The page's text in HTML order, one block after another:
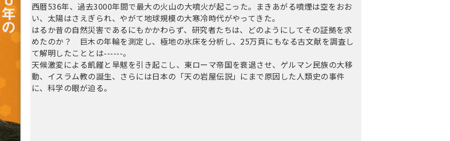
西暦536年、過去3000年間で最大の火山の大噴火が起こった。まきあがる噴煙は空をおお
い、太陽はさえぎられ、やがて地球規模の大寒冷時代がやってきた。
はるか昔の自然災害であるにもかかわらず、研究者たちは、どのようにしてその証拠を求
めたのか？ 巨木の年輪を測定し、極地の氷床を分析し、25万頁にもなる古文献を調査し
て解明したこととは------。
天候激変による飢饉と旱魃を引き起こし、東ローマ帝国を衰退させ、ゲルマン民族の大移
動、イスラム教の誕生、さらには日本の「天の岩屋伝説」にまで原因した人類史の事件
に、科学の眼が迫る。